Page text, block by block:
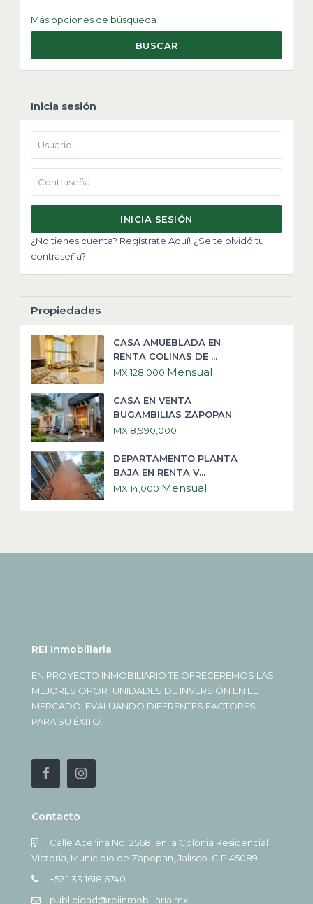
Más opciones de búsqueda
BUSCAR
Inicia sesión
INICIA SESIÓN
¿No tienes cuenta? Regístrate Aquí! ¿Se te olvidó tu
contraseña?
Propiedades
CASA AMUEBLADA EN
RENTA COLINAS DE ...
MX 128,000 Mensual
CASA EN VENTA
BUGAMBILIAS ZAPOPAN
MX 8,990,000
DEPARTAMENTO PLANTA
BAJA EN RENTA V...
MX 14,000 Mensual
REI Inmobiliaria
EN PROYECTO INMOBILIARIO TE OFRECEREMOS LAS
MEJORES OPORTUNIDADES DE INVERSIÓN EN EL
MERCADO, EVALUANDO DIFERENTES FACTORES
PARA SU ÉXITO.
Contacto
Calle Acerina No. 2568, en la Colonia Residencial
Victoria, Municipio de Zapopan, Jalisco. C.P 45089
+52 1 33 1618 6740
publicidad@reiinmobiliaria.mx